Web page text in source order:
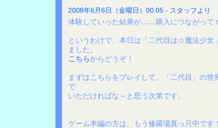
2008年6月6日（金曜日）00:05 - スタッフより
体験していった結果が……購入につながって
というわけで、本日は「二代目は☆魔法少女
ました。
こちらからどうぞ！
まずはこちらをプレイして、「二代目」の
で
いただければな～と思う次第です。
ゲーム本編の方は、もう修羅場真っ只中です